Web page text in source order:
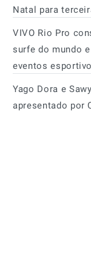
Natal para
VIVO Rio Pro
surfe do mundo
eventos
Yago Dora e
apresentado por